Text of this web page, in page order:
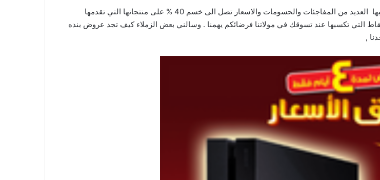
: عروضنا في عروض بندة الجديدة في مدينة جدة فيها العديد من المفاجئات والحسومات والاسعار تصل الى خسم 40 % على منتجاتها التي تقدمها
التي تكسبها عند تسوقك في مولاتنا فرضائكم يهمنا . وسالني بعض الزملاء كيف تجد عروض بنده
,